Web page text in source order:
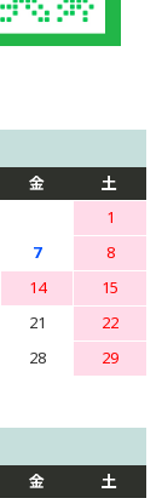
金
土
1
7
8
14
15
21
22
28
29
金
土